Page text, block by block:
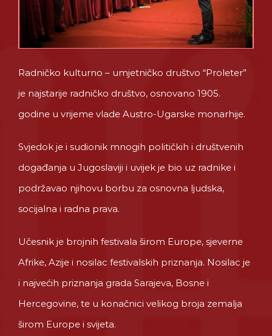
Radničko kulturno – umjetničko društvo “Proleter”
je najstarije radničko društvo, osnovano 1905.
godine u vrijeme vlade Austro-Ugarske monarhije.
Svjedok je i sudionik mnogih političkih i društvenih
događanja u Jugoslaviji i uvijek je bio uz radnike i
podržavao njihovu borbu za osnovna ljudska,
socijalna i radna prava.
Učesnik je brojnih festivala širom Europe, sjeverne
Afrike, Azije i nosilac festivalskih priznanja. Nosilac je
i najvećih priznanja grada Sarajeva, Bosne i
Hercegovine, te u konačnici velikog broja zemalja
širom Europe i svijeta.